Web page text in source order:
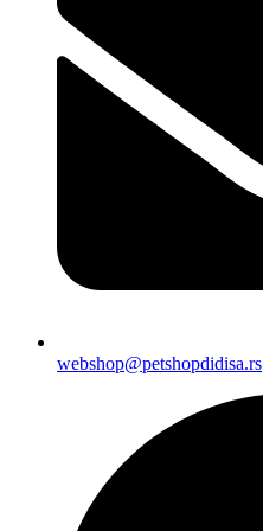
webshop@petshopdidisa.rs